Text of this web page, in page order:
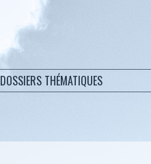
DOSSIERS THÉMATIQUES